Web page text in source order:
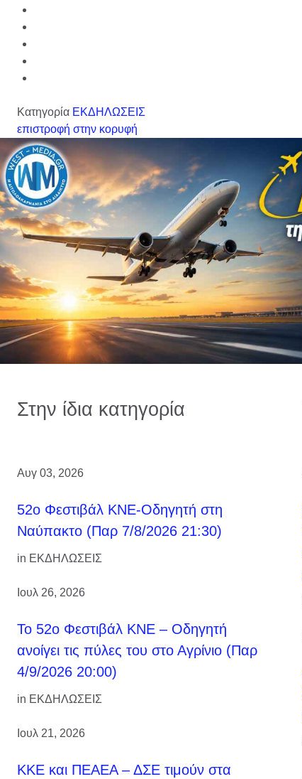
Κατηγορία ΕΚΔΗΛΩΣΕΙΣ
επιστροφή στην κορυφή
Στην ίδια κατηγορία
Αυγ 03, 2026
52ο Φεστιβάλ ΚΝΕ-Οδηγητή στη
Ναύπακτο (Παρ 7/8/2026 21:30)
in ΕΚΔΗΛΩΣΕΙΣ
Ιουλ 26, 2026
Το 52ο Φεστιβάλ ΚΝΕ – Οδηγητή
ανοίγει τις πύλες του στο Αγρίνιο (Παρ
4/9/2026 20:00)
in ΕΚΔΗΛΩΣΕΙΣ
Ιουλ 21, 2026
ΚΚΕ και ΠΕΑΕΑ – ΔΣΕ τιμούν στα